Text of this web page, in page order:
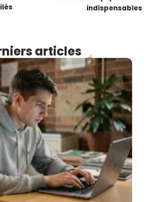
indispensables
articles